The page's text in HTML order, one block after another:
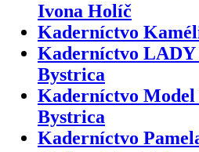
Ivona Holíč
Kaderníctvo
Kaderníctvo LADY
Bystrica
Kaderníctvo
Bystrica
Kaderníctvo